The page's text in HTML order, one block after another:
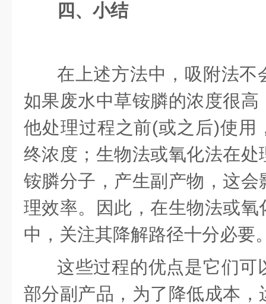
四、小结
在上述方法中，吸附法不
如果废水中草铵膦的浓度很
他处理过程之前(或之后)使用
终浓度；生物法或氧化法在
铵膦分子，产生副产物，这
理效率。因此，在生物法或
中，关注其降解路径十分必要
这些过程的优点是它们可
部分副产品，为了降低成本